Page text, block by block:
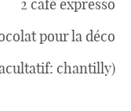
2 café expresso
pour la déco
chantilly)